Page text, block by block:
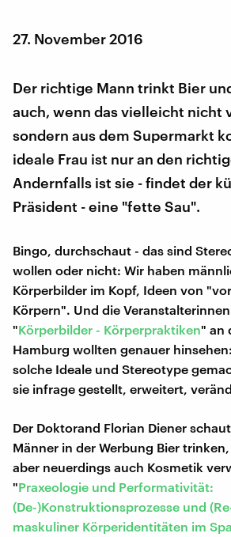
27. November 2016
Der richtige Mann trinkt Bier
auch, wenn das vielleicht nicht
sondern aus dem Supermarkt
ideale Frau ist nur an den
Andernfalls ist sie - findet der
Präsident - eine "fette Sau".
Bingo, durchschaut - das sind
wollen oder nicht: Wir haben
Körperbilder im Kopf, Ideen von
Körpern". Und die
"Körperbilder - Körperpraktiken" an
Hamburg wollten genauer
solche Ideale und Stereotype
sie infrage gestellt, erweitert,
Der Doktorand Florian Diener
Männer in der Werbung Bier
aber neuerdings auch Kosmetik
"Praxeologie und Performativität:
(De-)Konstruktionsprozesse und
maskuliner Körperidentitäten im